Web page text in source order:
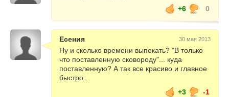
+6
0
Есения 30 мая 2013
Ну и сколько времени выпекать? "В только
что поставленную сковороду"... куда
поставленную? А так все красиво и главное
быстро...
+3
-1